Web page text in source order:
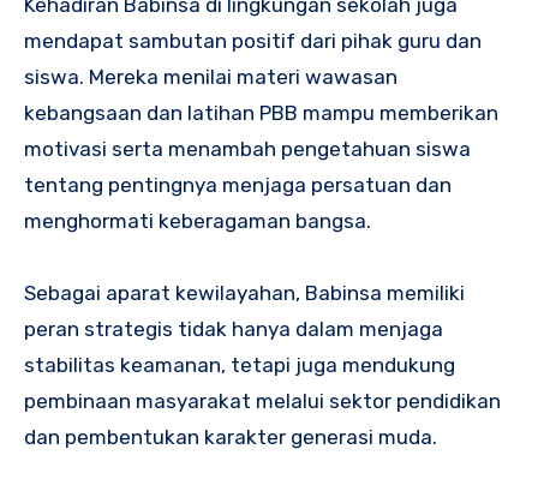
Kehadiran Babinsa di lingkungan sekolah juga
mendapat sambutan positif dari pihak guru dan
siswa. Mereka menilai materi wawasan
kebangsaan dan latihan PBB mampu memberikan
motivasi serta menambah pengetahuan siswa
tentang pentingnya menjaga persatuan dan
menghormati keberagaman bangsa.
Sebagai aparat kewilayahan, Babinsa memiliki
peran strategis tidak hanya dalam menjaga
stabilitas keamanan, tetapi juga mendukung
pembinaan masyarakat melalui sektor pendidikan
dan pembentukan karakter generasi muda.